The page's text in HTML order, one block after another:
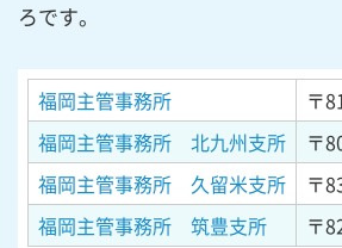
ろです。
福岡主管事務所 〒
福岡主管事務所 北九州支所
〒
福岡主管事務所 久留米支所
〒
福岡主管事務所 筑豊支所
〒